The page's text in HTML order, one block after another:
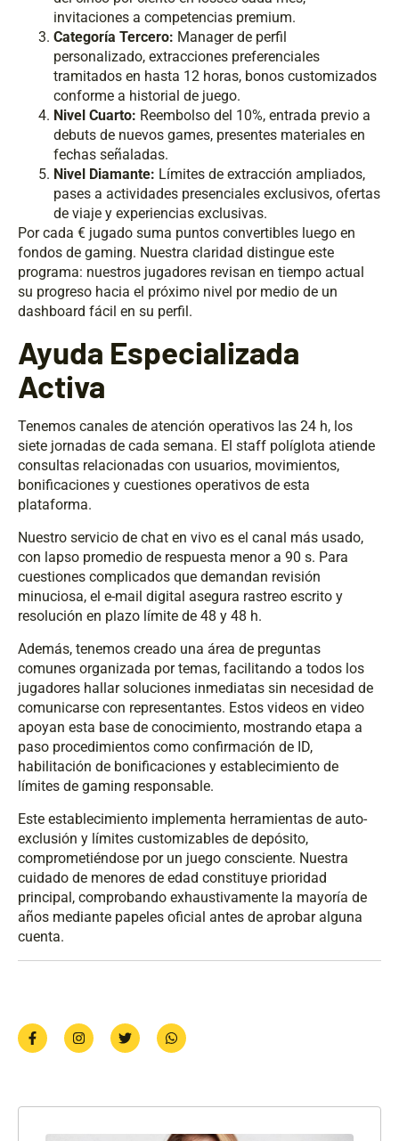
invitaciones a competencias premium.
Categoría Tercero: Manager de perfil
personalizado, extracciones preferenciales
tramitados en hasta 12 horas, bonos customizados
conforme a historial de juego.
Nivel Cuarto: Reembolso del 10%, entrada previo a
debuts de nuevos games, presentes materiales en
fechas señaladas.
Nivel Diamante: Límites de extracción ampliados,
pases a actividades presenciales exclusivos, ofertas
de viaje y experiencias exclusivas.
Por cada € jugado suma puntos convertibles luego en
fondos de gaming. Nuestra claridad distingue este
programa: nuestros jugadores revisan en tiempo actual
su progreso hacia el próximo nivel por medio de un
dashboard fácil en su perfil.
Ayuda Especializada
Activa
Tenemos canales de atención operativos las 24 h, los
siete jornadas de cada semana. El staff políglota atiende
consultas relacionadas con usuarios, movimientos,
bonificaciones y cuestiones operativos de esta
plataforma.
Nuestro servicio de chat en vivo es el canal más usado,
con lapso promedio de respuesta menor a 90 s. Para
cuestiones complicados que demandan revisión
minuciosa, el e-mail digital asegura rastreo escrito y
resolución en plazo límite de 48 y 48 h.
Además, tenemos creado una área de preguntas
comunes organizada por temas, facilitando a todos los
jugadores hallar soluciones inmediatas sin necesidad de
comunicarse con representantes. Estos videos en video
apoyan esta base de conocimiento, mostrando etapa a
paso procedimientos como confirmación de ID,
habilitación de bonificaciones y establecimiento de
límites de gaming responsable.
Este establecimiento implementa herramientas de auto-
exclusión y límites customizables de depósito,
comprometiéndose por un juego consciente. Nuestra
cuidado de menores de edad constituye prioridad
principal, comprobando exhaustivamente la mayoría de
años mediante papeles oficial antes de aprobar alguna
cuenta.